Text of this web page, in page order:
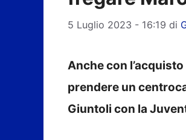
5 Luglio 2023 - 16:19 di
Anche con
prendere un
Giuntoli con la